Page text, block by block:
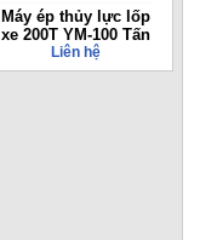
Máy ép thủy lực lốp
xe 200T YM-100 Tấn
Liên hệ